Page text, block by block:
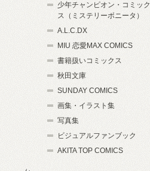
少年チャンピオン・コミック
ス（ミステリーボニータ）
A.L.C.DX
MIU 恋愛MAX COMICS
書籍扱いコミックス
秋田文庫
SUNDAY COMICS
画集・イラスト集
写真集
ビジュアルファンブック
AKITA TOP COMICS